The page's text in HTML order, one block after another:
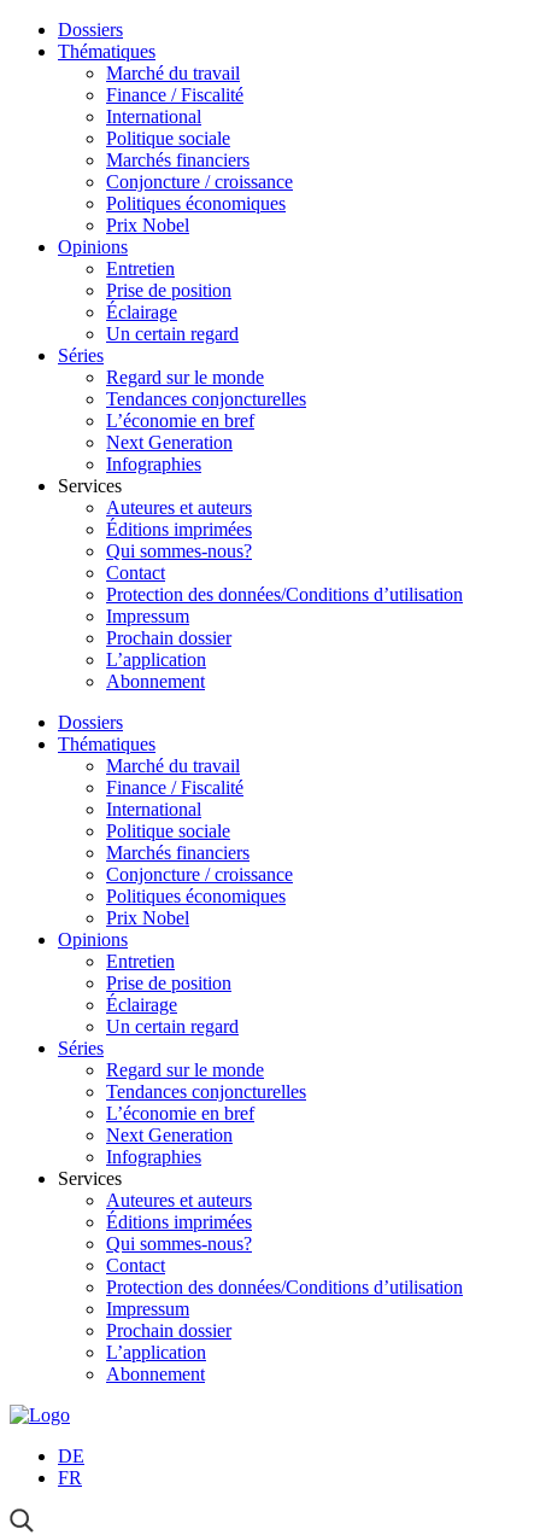
Dossiers
Thématiques
Marché du travail
Finance / Fiscalité
International
Politique sociale
Marchés financiers
Conjoncture / croissance
Politiques économiques
Prix Nobel
Opinions
Entretien
Prise de position
Éclairage
Un certain regard
Séries
Regard sur le monde
Tendances conjoncturelles
L’économie en bref
Next Generation
Infographies
Services
Auteures et auteurs
Éditions imprimées
Qui sommes-nous?
Contact
Protection des données/Conditions d’utilisation
Impressum
Prochain dossier
L’application
Abonnement
Dossiers
Thématiques
Marché du travail
Finance / Fiscalité
International
Politique sociale
Marchés financiers
Conjoncture / croissance
Politiques économiques
Prix Nobel
Opinions
Entretien
Prise de position
Éclairage
Un certain regard
Séries
Regard sur le monde
Tendances conjoncturelles
L’économie en bref
Next Generation
Infographies
Services
Auteures et auteurs
Éditions imprimées
Qui sommes-nous?
Contact
Protection des données/Conditions d’utilisation
Impressum
Prochain dossier
L’application
Abonnement
DE
FR